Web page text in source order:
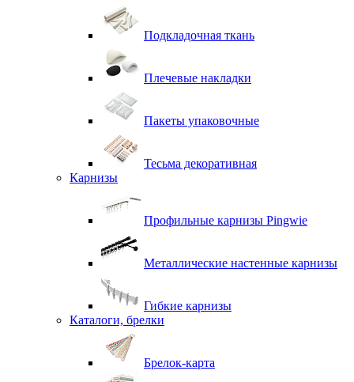
Подкладочная ткань
Плечевые накладки
Пакеты упаковочные
Тесьма декоративная
Карнизы
Профильные карнизы Pingwie
Металлические настенные карнизы
Гибкие карнизы
Каталоги, брелки
Брелок-карта